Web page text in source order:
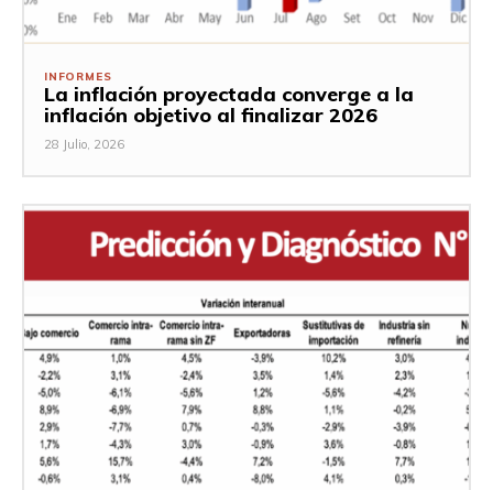
INFORMES
La inflación proyectada converge a la
inflación objetivo al finalizar 2026
28 Julio, 2026